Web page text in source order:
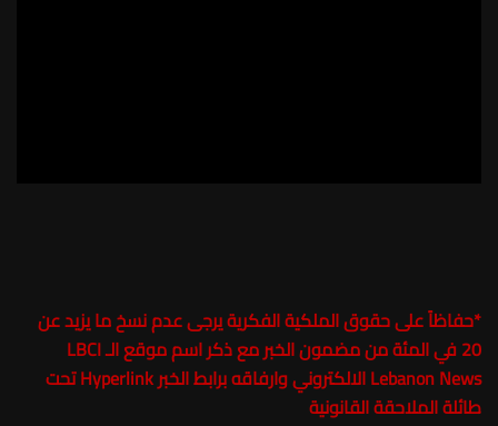
*حفاظاً على حقوق الملكية الفكرية يرجى عدم نسخ ما يزيد عن
20 في المئة من مضمون الخبر مع ذكر اسم موقع الـ LBCI
Lebanon News الالكتروني وارفاقه برابط الخبر Hyperlink تحت
طائلة الملاحقة القانونية